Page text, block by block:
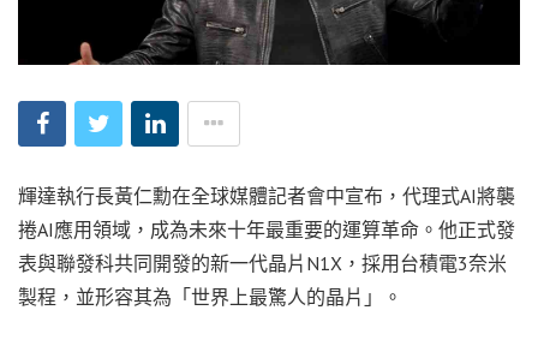
輝達執行長黃仁勳在全球媒體記者會中宣布，代理式AI將襲
捲AI應用領域，成為未來十年最重要的運算革命。他正式發
表與聯發科共同開發的新一代晶片N1X，採用台積電3奈米
製程，並形容其為「世界上最驚人的晶片」。